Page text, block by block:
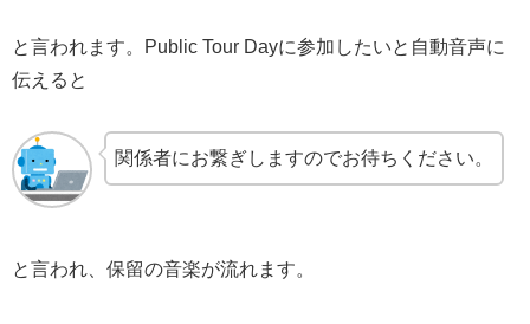
と言われます。Public Tour Dayに参加したいと自動音声に
伝えると
関係者にお繋ぎしますのでお待ちください。
と言われ、保留の音楽が流れます。